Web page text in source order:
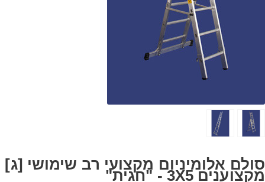
סולם אלומיניום מקצועי רב שימושי [ג]
מקצוענים 3X5 - "חגית"